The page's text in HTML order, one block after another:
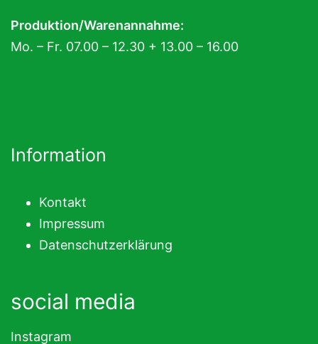
Produktion/Warenannahme:
Mo. – Fr. 07.00 – 12.30 + 13.00 – 16.00
Information
Kontakt
Impressum
Datenschutzerklärung
social media
Instagram